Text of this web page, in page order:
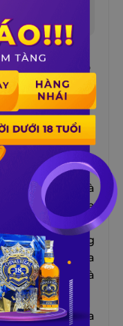
sinh cho em
mang thai có
ở thai nhi, bao
trí não, hệ
tiết niệu
bẩm sinh do
: Đây là
kích thước của
so với trung
ảnh hưởng
não và gây ra
tuệ, học tập và
: Uống bia